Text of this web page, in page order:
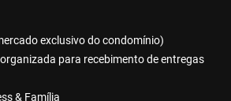
exclusivo do condomínio)
para recebimento de entregas
& Família